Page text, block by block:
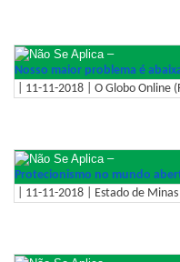
–
Nosso maior problema é
| 11-11-2018 | O Globo Online
–
Protecionismo no mundo
| 11-11-2018 | Estado de